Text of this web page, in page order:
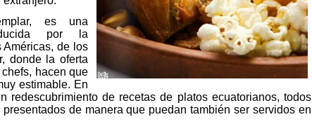
es una
por la
Américas, de los
donde la oferta
hacen que
estimable. En
redescubrimiento de recetas de platos ecuatorianos, todos
de manera que puedan también ser servidos en